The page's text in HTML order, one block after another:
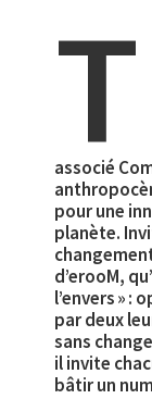
T
associé
pour une
planète.
d’erooM,
l’envers » :
par deux
sans
il invite
bâtir un